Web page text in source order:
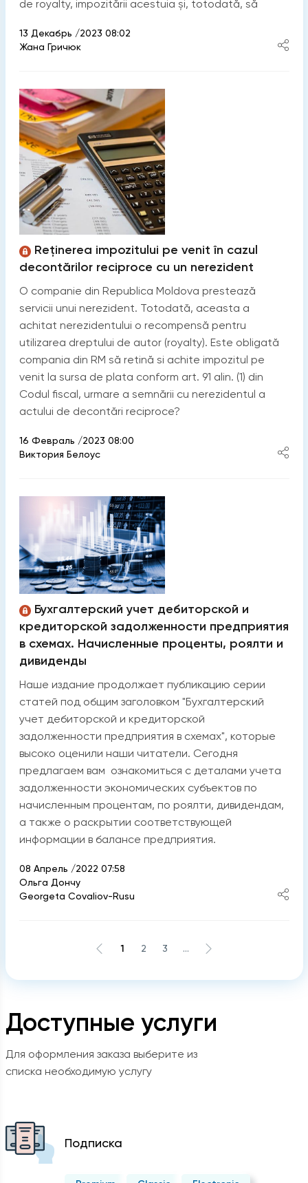
Доступные услуги
Для оформления заказа выберите из
списка необходимую услугу
Подписка
de royalty, impozitării acestuia și, totodată, să
13 Декабрь /2023 08:02
Жана Гричюк
Reținerea impozitului pe venit în cazul
decontărilor reciproce cu un nerezident
O companie din Republica Moldova prestează
servicii unui nerezident. Totodată, aceasta a
achitat nerezidentului o recompensă pentru
utilizarea dreptului de autor (royalty). Este obligată
compania din RM să retină si achite impozitul pe
venit la sursa de plata conform art. 91 alin. (1) din
Codul fiscal, urmare a semnării cu nerezidentul a
actului de decontări reciproce?
16 Февраль /2023 08:00
Виктория Белоус
Бухгалтерский учет дебиторской и
кредиторской задолженности предприятия
в схемах. Начисленные проценты, роялти и
дивиденды
Наше издание продолжает публикацию серии
статей под общим заголовком "Бухгалтерский
учет дебиторской и кредиторской
задолженности предприятия в схемах", которые
высоко оценили наши читатели. Сегодня
предлагаем вам ознакомиться с деталами учета
задолженности экономических субъектов по
начисленным процентам, по роялти, дивидендам,
а также о раскрытии соответствующей
информации в балансе предприятия.
08 Апрель /2022 07:58
Ольга Дончу
Georgeta Covaliov-Rusu
1 2 3 ...